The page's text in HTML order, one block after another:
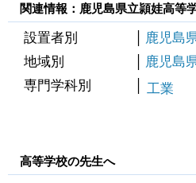
関連情報：鹿児島県立頴娃高等
設置者別
鹿児島
地域別
鹿児島
専門学科別
工業
高等学校の先生へ